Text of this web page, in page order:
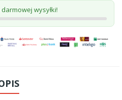
darmowej wysyłki!